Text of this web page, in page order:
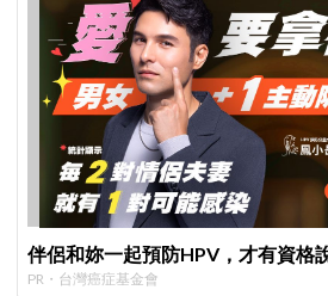
伴侶和妳一起預防HPV，才有資格
PR・台灣癌症基金會